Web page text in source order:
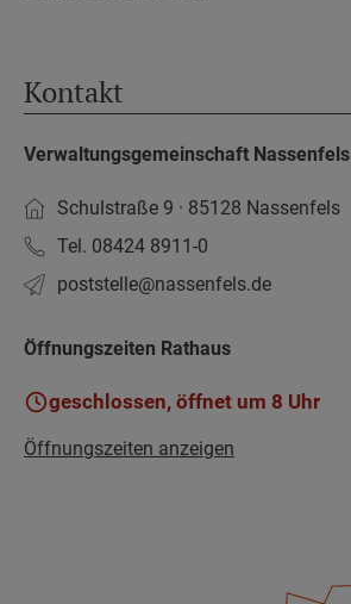
Kontakt
Verwaltungsgemeinschaft Nassenfels
Schulstraße 9 · 85128 Nassenfels
Tel. 08424 8911-0
poststelle­@nassenfels.de
Öffnungszeiten Rathaus
geschlossen, öffnet um 8 Uhr
Öffnungszeiten anzeigen